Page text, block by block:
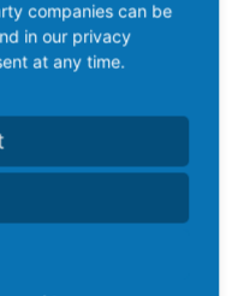
companies can be
in our privacy
at any time.